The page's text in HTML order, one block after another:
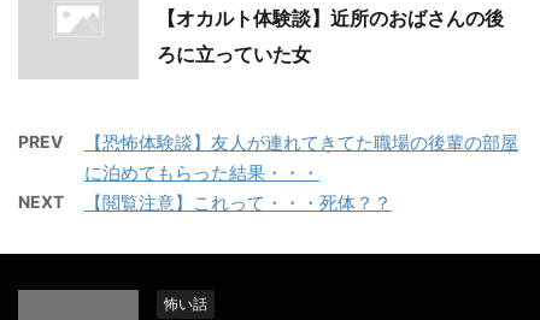
【オカルト体験談】近所のおばさんの後
ろに立っていた女
PREV
【恐怖体験談】友人が連れてきてた職場の後輩の部屋
に泊めてもらった結果・・・
NEXT 【閲覧注意】これって・・・死体？？
怖い話